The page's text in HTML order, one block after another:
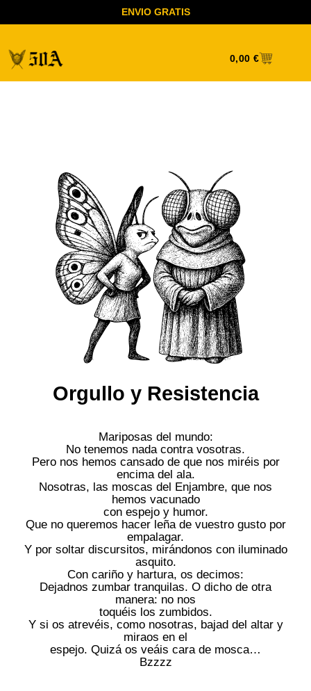
ENVIO GRATIS
0,00 €
Orgullo y Resistencia
Mariposas del mundo:
No tenemos nada contra vosotras.
Pero nos hemos cansado de que nos miréis por
encima del ala.
Nosotras, las moscas del Enjambre, que nos
hemos vacunado
con espejo y humor.
Que no queremos hacer leña de vuestro gusto por
empalagar.
Y por soltar discursitos, mirándonos con iluminado
asquito.
Con cariño y hartura, os decimos:
Dejadnos zumbar tranquilas. O dicho de otra
manera: no nos
toquéis los zumbidos.
Y si os atrevéis, como nosotras, bajad del altar y
miraos en el
espejo. Quizá os veáis cara de mosca…
Bzzzz